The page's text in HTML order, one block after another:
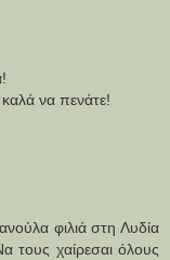
να πενάτε!
φιλιά στη Λυδία
τους χαίρεσαι όλους